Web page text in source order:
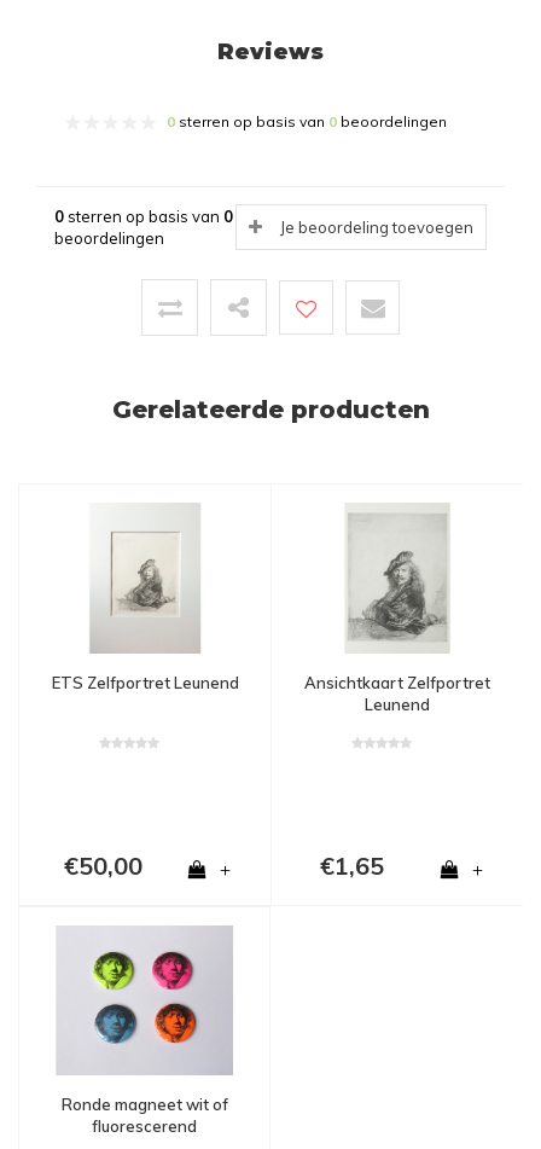
Reviews
0 sterren op basis van 0 beoordelingen
0sterren op basis van 0
beoordelingen
Je beoordeling toevoegen
Gerelateerde producten
ETS Zelfportret Leunend
€50,00 +
Ansichtkaart Zelfportret
Leunend
€1,65 +
Ronde magneet wit of
fluorescerend